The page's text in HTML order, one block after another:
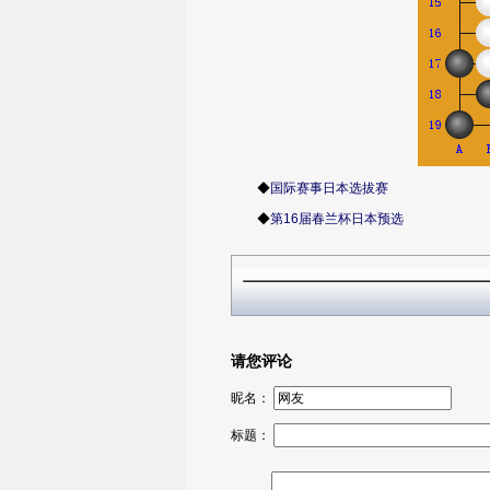
◆国际赛事日本选拔赛
◆第16届春兰杯日本预选
请您评论
昵名：
标题：